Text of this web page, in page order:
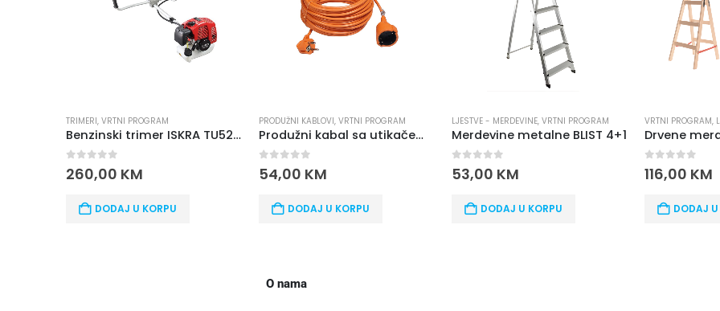
Benzinski trimer ISKRA TU520SEU
PRODUŽNI KABLOVI,VRTNI PROGRAM
0 out of 5
54,00KM
DODAJ U KORPU
LJESTVE - MERDEVINE,VRTNI PROGRAM
Merdevine metalne BLIST 4+1
0out of 5
53,00KM
DODAJ U KORPU
VRTNI PROGRAM ,LJESTVE - MERDEVINE
Drvene merdevine MAX 2X5
0out of 5
116,00
DODAJ U KORPU
LJESTVE -
0out of
285,00
O nama